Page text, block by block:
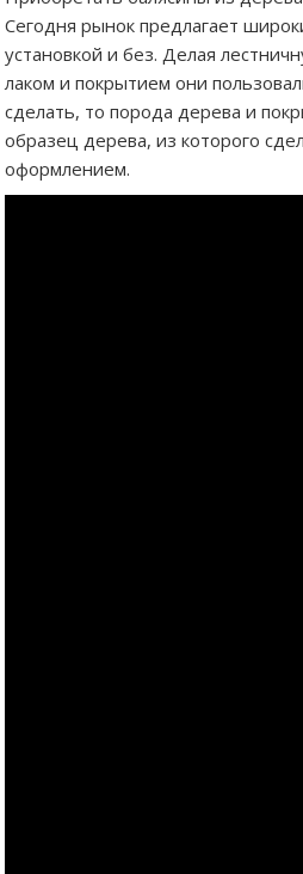
Сегодня рынок предлагает
установкой и без. Делая
лаком и покрытием они
сделать, то порода дерева и
образец дерева, из которого
оформлением.